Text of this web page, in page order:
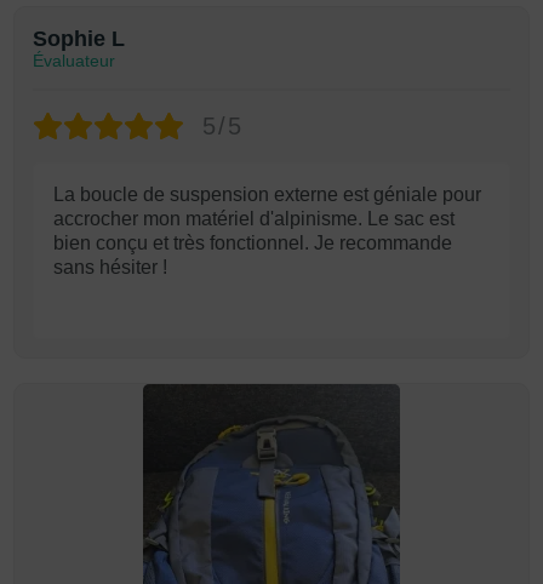
Sophie L
Évaluateur
5/5
La boucle de suspension externe est géniale pour
accrocher mon matériel d'alpinisme. Le sac est
bien conçu et très fonctionnel. Je recommande
sans hésiter !